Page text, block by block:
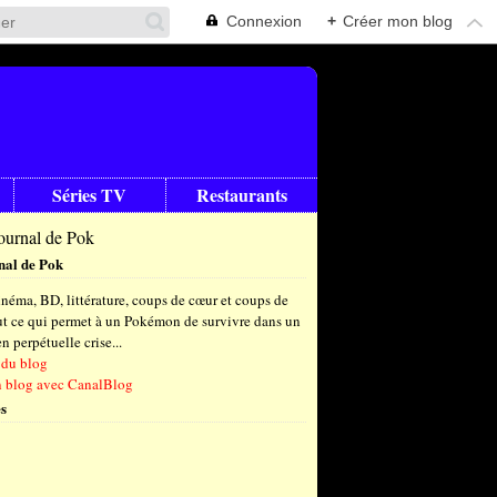
Connexion + Créer mon blog
Séries TV Restaurants
de Pok
BD, littérature, coups de cœur et coups de
ce qui permet à un Pokémon de survivre dans un
perpétuelle crise...
blog
blog avec CanalBlog